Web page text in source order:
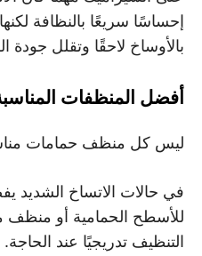
إحساسًا سريعًا بالنظافة
بالأوساخ لاحقًا وتقلل جودة
أفضل المنظفات
ليس كل منظف حمامات
في حالات الاتساخ
للأسطح الحمامية أو منظف
التنظيف تدريجيًا عند